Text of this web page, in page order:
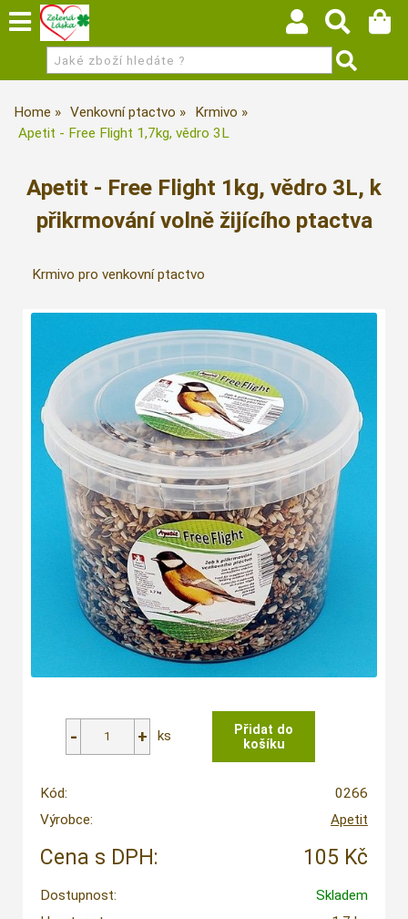
Home Venkovní ptactvo
Krmivo
Apetit - Free Flight 1,7kg, vědro 3L
Apetit - Free Flight 1kg, vědro 3L, k
přikrmování volně žijícího ptactva
Krmivo pro venkovní ptactvo
ks
Kód:
0266
Výrobce:
Apetit
Cena s DPH: 105 Kč
Dostupnost:
Skladem